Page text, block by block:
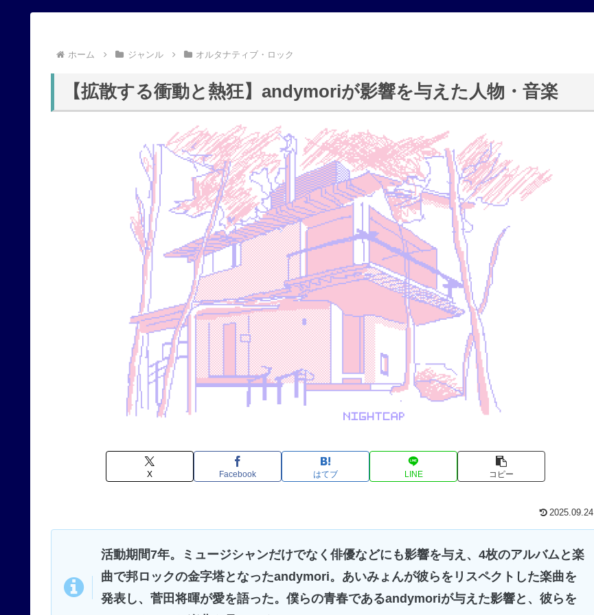
ホーム ジャンル オルタナティブ・ロック
【拡散する衝動と熱狂】andymoriが影響を与えた人物・音楽
X Facebook はてブ LINE コピー
2025.09.24
活動期間7年。ミュージシャンだけでなく俳優などにも影響を与え、4枚のアルバムと楽
曲で邦ロックの金字塔となったandymori。あいみょんが彼らをリスペクトした楽曲を
発表し、菅田将暉が愛を語った。僕らの青春であるandymoriが与えた影響と、彼らを